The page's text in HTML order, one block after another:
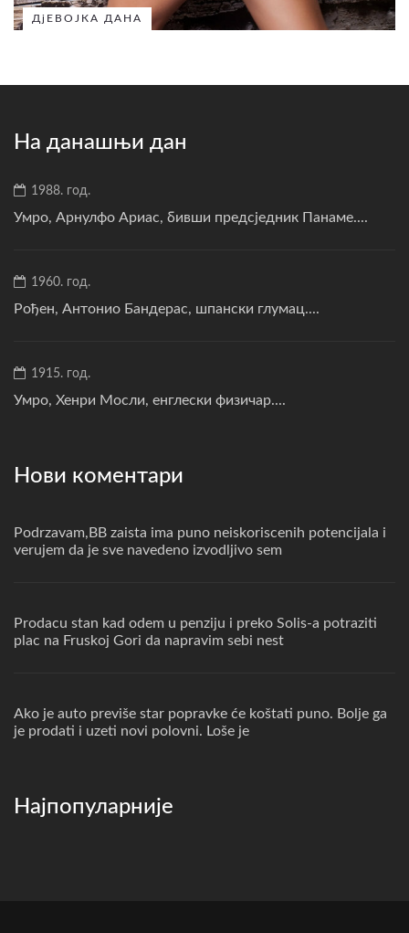
ДјЕВОЈКА ДАНА
На данашњи дан
1988. год.
Умро, Арнулфо Ариас, бивши предсједник Панаме....
1960. год.
Рођен, Антонио Бандерас, шпански глумац....
1915. год.
Умро, Хенри Мосли, енглески физичар....
Нови коментари
Podrzavam,BB zaista ima puno neiskoriscenih potencijala i
verujem da je sve navedeno izvodljivo sem
Prodacu stan kad odem u penziju i preko Solis-a potraziti
plac na Fruskoj Gori da napravim sebi nest
Ako je auto previše star popravke će koštati puno. Bolje ga
je prodati i uzeti novi polovni. Loše je
Најпопуларније